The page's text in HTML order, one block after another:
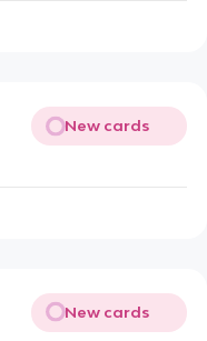
New cards
New cards